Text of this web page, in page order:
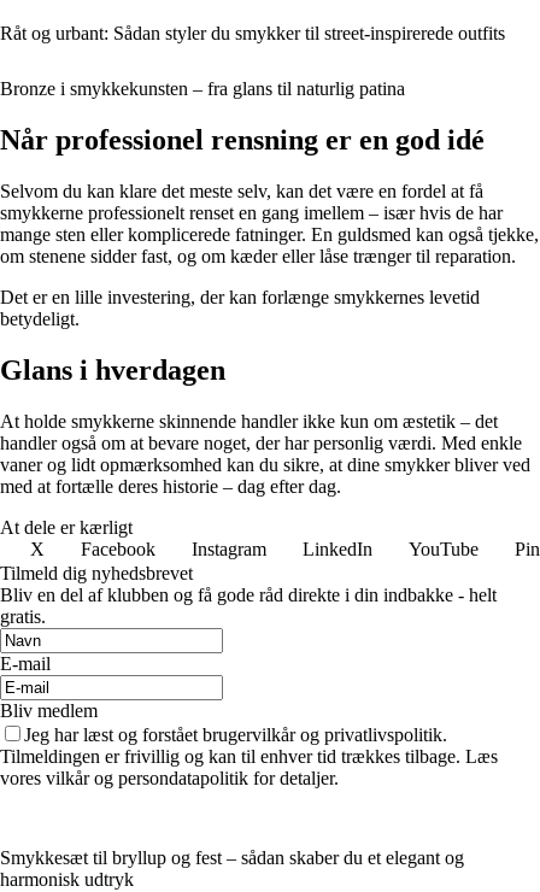
Råt og urbant: Sådan styler du smykker til street-inspirerede outfits
Bronze i smykkekunsten – fra glans til naturlig patina
Når professionel rensning er en god idé
Selvom du kan klare det meste selv, kan det være en fordel at få
smykkerne professionelt renset en gang imellem – især hvis de har
mange sten eller komplicerede fatninger. En guldsmed kan også tjekke,
om stenene sidder fast, og om kæder eller låse trænger til reparation.
Det er en lille investering, der kan forlænge smykkernes levetid
betydeligt.
Glans i hverdagen
At holde smykkerne skinnende handler ikke kun om æstetik – det
handler også om at bevare noget, der har personlig værdi. Med enkle
vaner og lidt opmærksomhed kan du sikre, at dine smykker bliver ved
med at fortælle deres historie – dag efter dag.
At dele er kærligt
X
Facebook Instagram LinkedIn YouTube
Tilmeld dig nyhedsbrevet
Bliv en del af klubben og få gode råd direkte i din indbakke - helt
gratis.
E-mail
Bliv medlem
Jeg har læst og forstået brugervilkår og privatlivspolitik.
Tilmeldingen er frivillig og kan til enhver tid trækkes tilbage. Læs
vores vilkår og persondatapolitik for detaljer.
Smykkesæt til bryllup og fest – sådan skaber du et elegant og
harmonisk udtryk